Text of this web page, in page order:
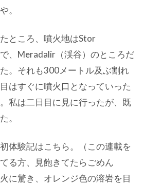
。
ところ、噴火地はStor
、Meradalir（渓谷）のところだ
。それも300メートル及ぶ割れ
はすぐに噴火口となっていった
私は二日目に見に行ったが、既
。
体験記はこちら。（この連載を
る方、見飽きてたらごめん
に驚き、オレンジ色の溶岩を目